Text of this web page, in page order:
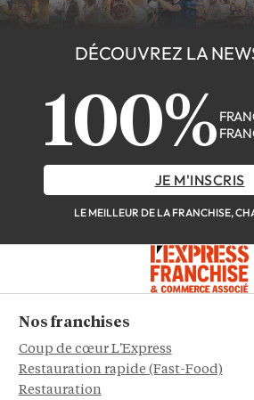
DÉCOUVREZ LA
100%
JE M'INSCRIS
LE MEILLEUR DE LA FRANCHISE,
Nos franchises
Coup de cœur L'Express
Restauration rapide (Fast-Food)
Restauration